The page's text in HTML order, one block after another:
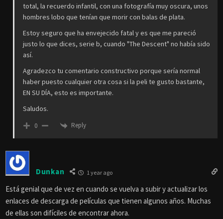
total, la recuerdo infantil, con una fotografía muy oscura, unos
hombres lobo que tenían que morir con balas de plata.
Estoy seguro que ha envejecido fatal y es que me pareció
justo lo que dices, serie b, cuando "The Descent" no había sido
así.
Agradezco tu comentario constructivo porque sería normal
haber puesto cualquier otra cosa si la peli te gusto bastante,
EN SU DÍA, esto es importante.
Saludos.
0 Reply
Dunkan 1 year ago
Está genial que de vez en cuando se vuelva a subir y actualizar los
enlaces de descarga de películas que tienen algunos años. Muchas
de ellas son difíciles de encontrar ahora.